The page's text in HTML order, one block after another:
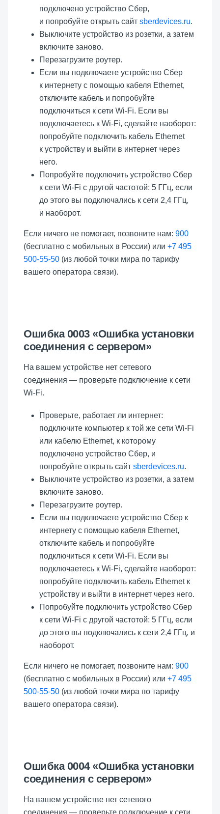
подключено устройство Сбер,
и попробуйте открыть сайт sberdevices.ru.
Выключите устройство из розетки, а затем
включите заново.
Перезагрузите роутер.
Если вы подключаете устройство Сбер
к интернету с помощью кабеля Ethernet,
отключите кабель и попробуйте
подключиться к сети Wi-Fi. Если вы
подключаетесь к Wi-Fi, сделайте наоборот:
попробуйте подключить кабель Ethernet
к устройству и выйти в интернет через
него.
Попробуйте подключить устройство Сбер
к сети Wi-Fi с другой частотой: 5 ГГц, если
до этого вы подключались к сети 2,4 ГГц,
и наоборот.
Если ничего не помогает, позвоните нам: 900
(бесплатно с мобильных в России) или +7 495
500-55-50 (из любой точки мира по тарифу
вашего оператора связи).
Ошибка 0003 «Ошибка установки
соединения с сервером»
На вашем устройстве нет сетевого
соединения — проверьте подключение к сети
Wi-Fi.
Проверьте, работает ли интернет:
подключите компьютер к той же сети Wi-Fi
или кабелю Ethernet, к которому
подключено устройство Сбер, и
попробуйте открыть сайт sberdevices.ru.
Выключите устройство из розетки, а затем
включите заново.
Перезагрузите роутер.
Если вы подключаете устройство Сбер к
интернету с помощью кабеля Ethernet,
отключите кабель и попробуйте
подключиться к сети Wi-Fi. Если вы
подключаетесь к Wi-Fi, сделайте наоборот:
попробуйте подключить кабель Ethernet к
устройству и выйти в интернет через него.
Попробуйте подключить устройство Сбер
к сети Wi-Fi с другой частотой: 5 ГГц, если
до этого вы подключались к сети 2,4 ГГц, и
наоборот.
Если ничего не помогает, позвоните нам: 900
(бесплатно с мобильных в России) или +7 495
500-55-50 (из любой точки мира по тарифу
вашего оператора связи).
Ошибка 0004 «Ошибка установки
соединения с сервером»
На вашем устройстве нет сетевого
соединения — проверьте подключение к сети